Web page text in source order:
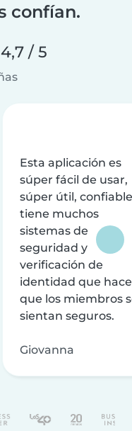
confían.
4,7 / 5
Esta aplicación es
súper fácil de usar,
súper útil,
tiene muchos
sistemas de
seguridad y
verificación de
identidad que
que los miembros
sientan seguros.
Giovanna